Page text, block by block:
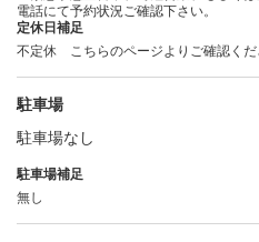
電話にて予約状況ご確認下さい。
定休日補足
不定休 こちらのページよりご確認く
駐車場
駐車場なし
駐車場補足
無し